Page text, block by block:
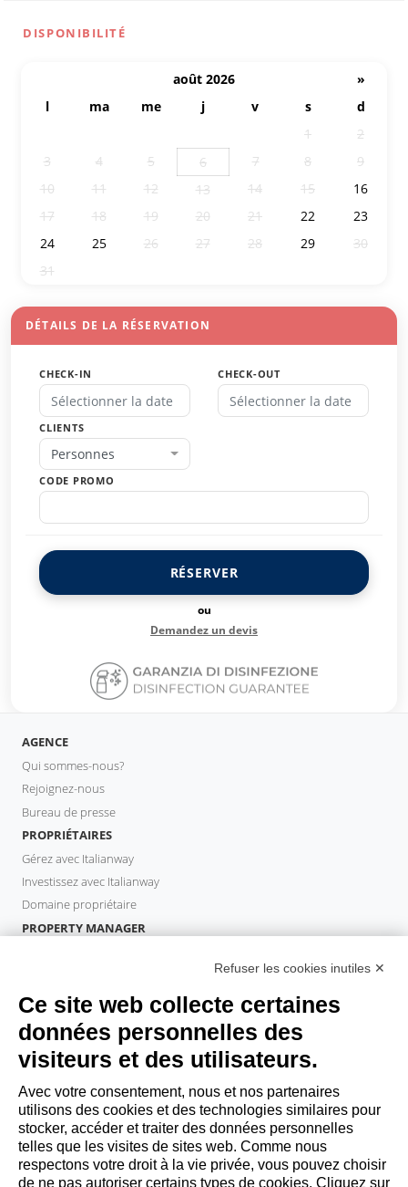
DISPONIBILITÉ
août 2026
»
l
ma me j v s
d
1
2
3
4 5 6 7 8
9
10
11 12 13 14 15
16
17
18 19 20 21 22
23
24
25 26 27 28 29
30
31
DÉTAILS DE LA RÉSERVATION
CHECK-IN CHECK-OUT
CLIENTS
Personnes
CODE PROMO
RÉSERVER
ou
Demandez un devis
AGENCE
Qui sommes-nous?
Rejoignez-nous
Bureau de presse
PROPRIÉTAIRES
Gérez avec Italianway
Investissez avec Italianway
Domaine propriétaire
PROPERTY MANAGER
INVITÉS
Réservez un séjour
Séjour longue durée
Expériences pour les clients
Reductions pour les clients
Conventions pour les entreprises
booking@italianway.house
Refuser les cookies inutiles ✕
Ce site web collecte certaines
données personnelles des
visiteurs et des utilisateurs.
Avec votre consentement, nous et nos partenaires
utilisons des cookies et des technologies similaires pour
stocker, accéder et traiter des données personnelles
telles que les visites de sites web. Comme nous
respectons votre droit à la vie privée, vous pouvez choisir
de ne pas autoriser certains types de cookies. Cliquez sur